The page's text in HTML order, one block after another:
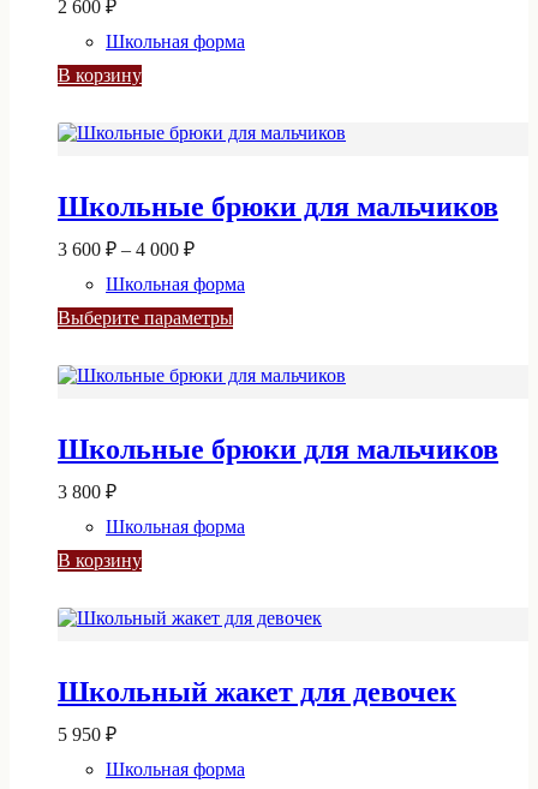
2 600 ₽
Школьная форма
В корзину
Школьные брюки для мальчиков
3 600 ₽ – 4 000 ₽Диапазон
3
600 ₽
–
000 ₽
Школьная форма
Выберите параметры
Этот
несколько
можно
выбрать
на
товара.
Школьные брюки для мальчиков
3 800 ₽
Школьная форма
В корзину
Школьный жакет для девочек
5 950 ₽
Школьная форма